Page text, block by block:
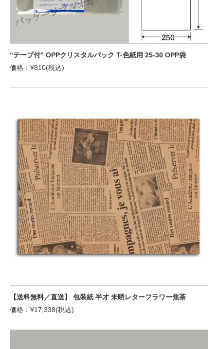
“テープ付” OPPクリスタルパック T-色紙用 25-30 OPP袋
価格：¥810(税込)
【送料無料／直送】 包装紙 半才 未晒レターフラワー焦茶
価格：¥17,338(税込)